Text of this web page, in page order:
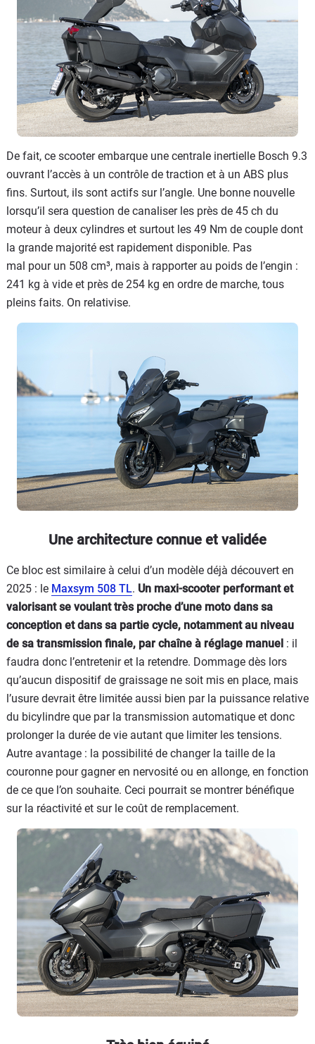
De fait, ce scooter embarque une centrale inertielle Bosch 9.3
ouvrant l’accès à un contrôle de traction et à un ABS plus
fins. Surtout, ils sont actifs sur l’angle. Une bonne nouvelle
lorsqu’il sera question de canaliser les près de 45 ch du
moteur à deux cylindres et surtout les 49 Nm de couple dont
la grande majorité est rapidement disponible. Pas
mal pour un 508 cm³, mais à rapporter au poids de l’engin :
241 kg à vide et près de 254 kg en ordre de marche, tous
pleins faits. On relativise.
Une architecture connue et validée
Ce bloc est similaire à celui d’un modèle déjà découvert en
2025 : le Maxsym 508 TL. Un maxi-scooter performant et
valorisant se voulant très proche d’une moto dans sa
conception et dans sa partie cycle, notamment au niveau
de sa transmission finale, par chaîne à réglage manuel : il
faudra donc l’entretenir et la retendre. Dommage dès lors
qu’aucun dispositif de graissage ne soit mis en place, mais
l’usure devrait être limitée aussi bien par la puissance relative
du bicylindre que par la transmission automatique et donc
prolonger la durée de vie autant que limiter les tensions.
Autre avantage : la possibilité de changer la taille de la
couronne pour gagner en nervosité ou en allonge, en fonction
de ce que l’on souhaite. Ceci pourrait se montrer bénéfique
sur la réactivité et sur le coût de remplacement.